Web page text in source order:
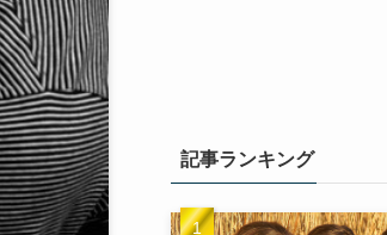
記事ランキング